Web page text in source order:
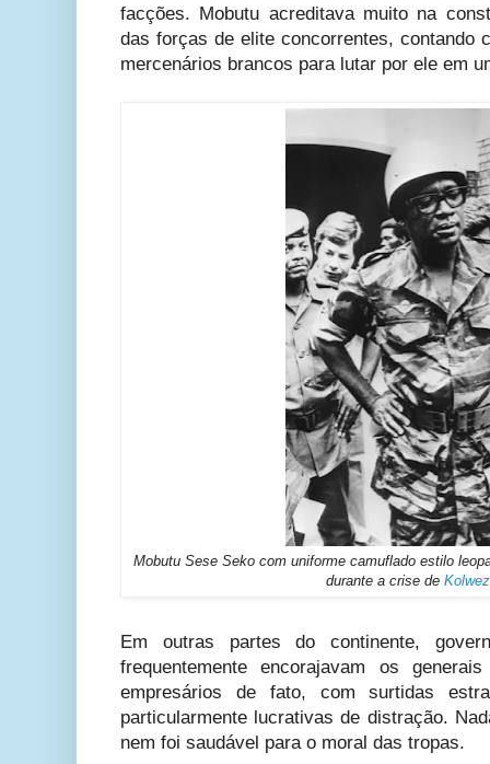
facções. Mobutu acreditava muito na
das forças de elite concorrentes, contando
mercenários brancos para lutar por ele em
Mobutu Sese Seko com uniforme camuflado estilo
durante a crise de
Em outras partes do continente,
frequentemente encorajavam os
empresários de fato, com surtidas
particularmente lucrativas de distração.
nem foi saudável para o moral das tropas.